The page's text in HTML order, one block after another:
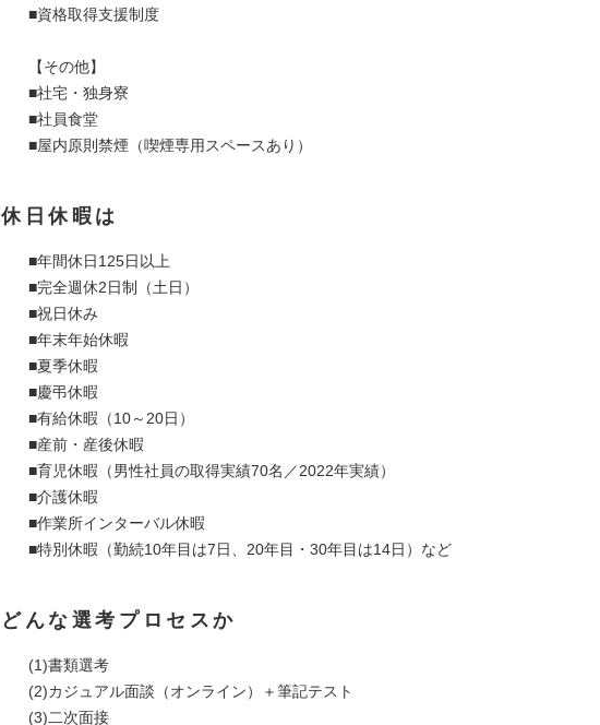
■資格取得支援制度
【その他】
■社宅・独身寮
■社員食堂
■屋内原則禁煙（喫煙専用スペースあり）
休日休暇は
■年間休日125日以上
■完全週休2日制（土日）
■祝日休み
■年末年始休暇
■夏季休暇
■慶弔休暇
■有給休暇（10～20日）
■産前・産後休暇
■育児休暇（男性社員の取得実績70名／2022年実績）
■介護休暇
■作業所インターバル休暇
■特別休暇（勤続10年目は7日、20年目・30年目は14日）など
どんな選考プロセスか
(1)書類選考
(2)カジュアル面談（オンライン）＋筆記テスト
(3)二次面接